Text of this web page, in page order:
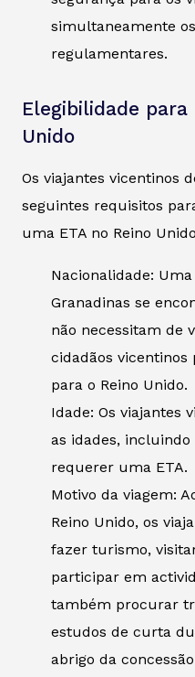
simultaneamente
regulamentares.
Elegibilidade para
Unido
Os viajantes vicentinos
seguintes requisitos
uma ETA no Reino
Nacionalidade:
Granadinas se
não necessitam de
cidadãos
para o Reino Unido.
Idade: Os viajantes
as idades,
requerer uma ETA.
Motivo da viagem:
Reino Unido, os
fazer turismo,
participar em
também procurar
estudos de curta
abrigo da